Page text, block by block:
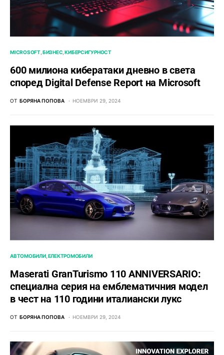
MICROSOFT БИЗНЕС КИБЕРСИГУРНОСТ
600 милиона кибератаки дневно в света
според Digital Defense Report на Microsoft
ОТ БОРЯНА ПОПОВА НОЕМВРИ 29, 2024
АВТОМОБИЛИ ЕЛЕКТРОМОБИЛИ
Maserati GranTurismo 110 ANNIVERSARIO:
специална серия на емблематичния модел
в чест на 110 години италиански лукс
ОТ БОРЯНА ПОПОВА НОЕМВРИ 29, 2024